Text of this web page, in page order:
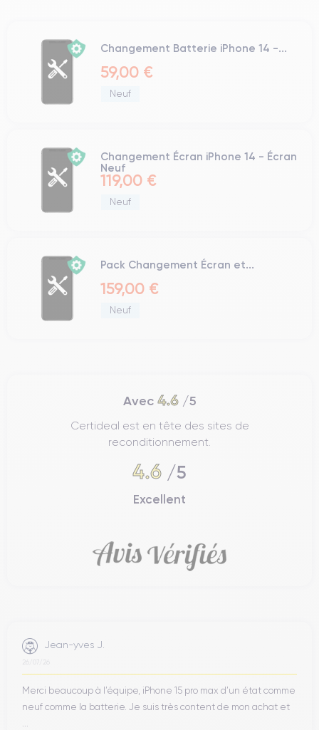
Changement Batterie iPhone 14 -...
59,00 €
Neuf
Changement Écran iPhone 14 - Écran
Neuf
119,00 €
Neuf
Pack Changement Écran et...
159,00 €
Neuf
Avec 4.6/5
Certideal est en tête des sites de
reconditionnement.
4.6 /5
Excellent
Jean-yves J.
26/07/26
Merci beaucoup à l’équipe, iPhone 15 pro max d’un état comme
neuf comme la batterie. Je suis très content de mon achat et